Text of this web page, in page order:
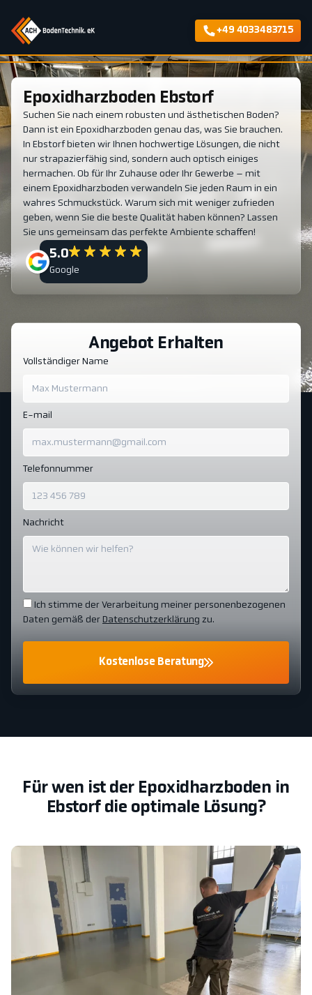
+49 4033483715
Epoxidharzboden Ebstorf
Suchen Sie nach einem robusten und ästhetischen Boden?
Dann ist ein Epoxidharzboden genau das, was Sie brauchen.
In Ebstorf bieten wir Ihnen hochwertige Lösungen, die nicht
nur strapazierfähig sind, sondern auch optisch einiges
hermachen. Ob für Ihr Zuhause oder Ihr Gewerbe – mit
einem Epoxidharzboden verwandeln Sie jeden Raum in ein
wahres Schmuckstück. Warum sich mit weniger zufrieden
geben, wenn Sie die beste Qualität haben können? Lassen
Sie uns gemeinsam das perfekte Ambiente schaffen!
5.0
Google
Angebot Erhalten
Vollständiger Name
E-mail
Telefonnummer
Nachricht
Ich stimme der Verarbeitung meiner personenbezogenen
Daten gemäß der Datenschutzerklärung zu.
Kostenlose Beratung
Für wen ist der Epoxidharzboden in
Ebstorf die optimale Lösung?